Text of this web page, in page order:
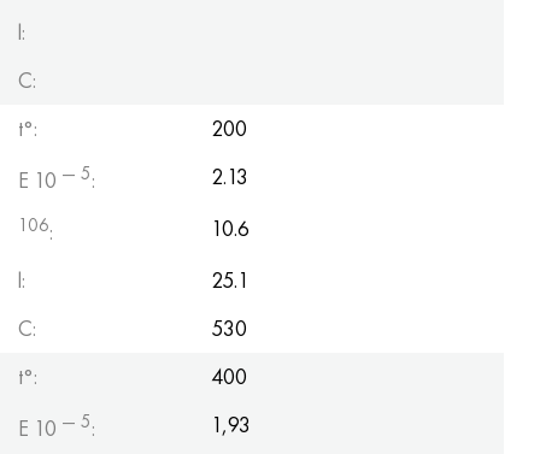
l:
C:
t°:
200
E 10 — 5: 2.13
106:
10.6
l:
25.1
C:
530
t°:
400
E 10 — 5: 1,93